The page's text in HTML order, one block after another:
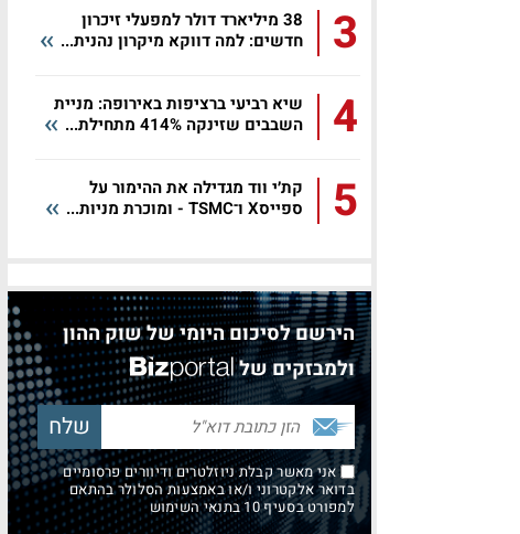
3
38 מיליארד דולר למפעלי זיכרון
חדשים: למה דווקא מיקרון נהנית...
4
שיא רביעי ברציפות באירופה: מניית
השבבים שזינקה 414% מתחילת...
5
קת׳י ווד מגדילה את ההימור על
ספייסX ו־TSMC - ומוכרת מניות...
הירשם לסיכום היומי של שוק ההון
ולמבזקים של
אני מאשר קבלת ניוזלטרים ודיוורים פרסומיים
בדואר אלקטרוני ו/או באמצעות הסלולר בהתאם
למפורט בסעיף 10 בתנאי השימוש